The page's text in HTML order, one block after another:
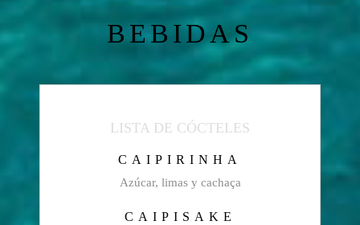
BEBIDAS
LISTA DE CÓCTELES
CAIPIRINHA
Azúcar, limas y cachaça
CAIPISAKE